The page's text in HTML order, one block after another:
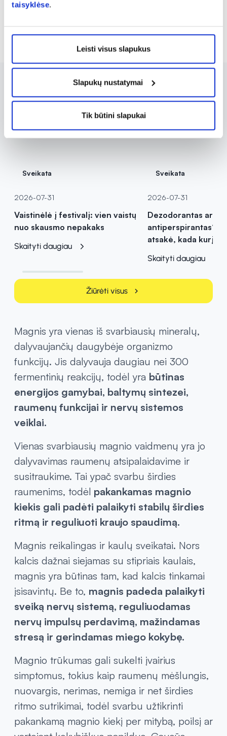
taisyklėse.
Leisti visus slapukus
Slapukų nustatymai
Tik būtini slapukai
Sveikata
2026-07-31
Vaistinėlė į festivalį: vien vaistų
nuo skausmo nepakaks
Skaityti daugiau
Sveikata
2026-07-31
Dezodorantas ar
antiperspirantas?
atsakė, kada kurį
Skaityti daugiau
Žiūrėti visus chevron_right
Magnis yra vienas iš svarbiausių mineralų,
dalyvaujančių daugybėje organizmo
funkcijų. Jis dalyvauja daugiau nei 300
fermentinių reakcijų, todėl yra būtinas
energijos gamybai, baltymų sintezei,
raumenų funkcijai ir nervų sistemos
veiklai.
Vienas svarbiausių magnio vaidmenų yra jo
dalyvavimas raumenų atsipalaidavime ir
susitraukime. Tai ypač svarbu širdies
raumenims, todėl pakankamas magnio
kiekis gali padėti palaikyti stabilų širdies
ritmą ir reguliuoti kraujo spaudimą.
Magnis reikalingas ir kaulų sveikatai. Nors
kalcis dažnai siejamas su stipriais kaulais,
magnis yra būtinas tam, kad kalcis tinkamai
įsisavintų. Be to, magnis padeda palaikyti
sveiką nervų sistemą, reguliuodamas
nervų impulsų perdavimą, mažindamas
stresą ir gerindamas miego kokybę.
Magnio trūkumas gali sukelti įvairius
simptomus, tokius kaip raumenų mėšlungis,
nuovargis, nerimas, nemiga ir net širdies
ritmo sutrikimai, todėl svarbu užtikrinti
pakankamą magnio kiekį per mitybą, poilsį ar